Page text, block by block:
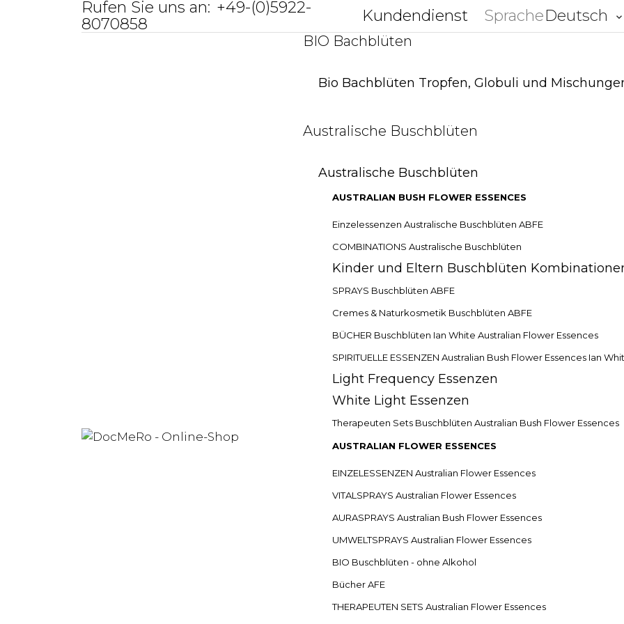
Rufen Sie uns an: +49-(0)5922-
8070858
Kundendienst SpracheDeutsch keyboard_arrow_down
BIO Bachblüten
Bio Bachblüten Tropfen, Globuli und
Australische Buschblüten
Australische Buschblüten
AUSTRALIAN BUSH FLOWER ESSENCES
Einzelessenzen Australische Buschblüten ABFE
COMBINATIONS Australische Buschblüten
Kinder und Eltern Buschblüten
SPRAYS Buschblüten ABFE
Cremes & Naturkosmetik Buschblüten ABFE
BÜCHER Buschblüten Ian White Australian Flower Essences
SPIRITUELLE ESSENZEN Australian Bush Flower Essences Ian
Light Frequency Essenzen
White Light Essenzen
Therapeuten Sets Buschblüten Australian Bush Flower Essences
AUSTRALIAN FLOWER ESSENCES
EINZELESSENZEN Australian Flower Essences
VITALSPRAYS Australian Flower Essences
AURASPRAYS Australian Bush Flower Essences
UMWELTSPRAYS Australian Flower Essences
BIO Buschblüten - ohne Alkohol
Bücher AFE
THERAPEUTEN SETS Australian Flower Essences